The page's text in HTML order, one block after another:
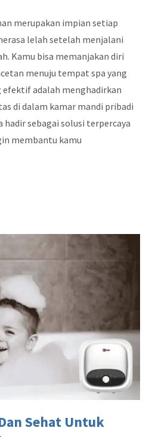
merupakan impian setiap
lelah setelah menjalani
Kamu bisa memanjakan diri
menuju tempat spa yang
efektif adalah menghadirkan
di dalam kamar mandi pribadi
hadir sebagai solusi terpercaya
membantu kamu
Sehat Untuk